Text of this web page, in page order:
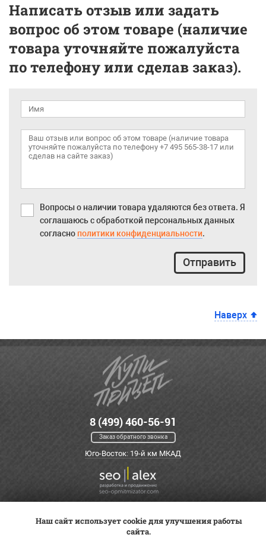
Написать отзыв или задать
вопрос об этом товаре (наличие
товара уточняйте пожалуйста
по телефону или сделав заказ).
Вопросы о наличии товара удаляются без ответа. Я
соглашаюсь с обработкой персональных данных
согласно политики конфиденциальности.
Отправить
Наверх
8 (499) 460-56-91
Заказ обратного звонка
Юго-Восток: 19-й км МКАД
Трейд-ин
ВК Видео
Наш сайт использует cookie для улучшения работы
сайта.